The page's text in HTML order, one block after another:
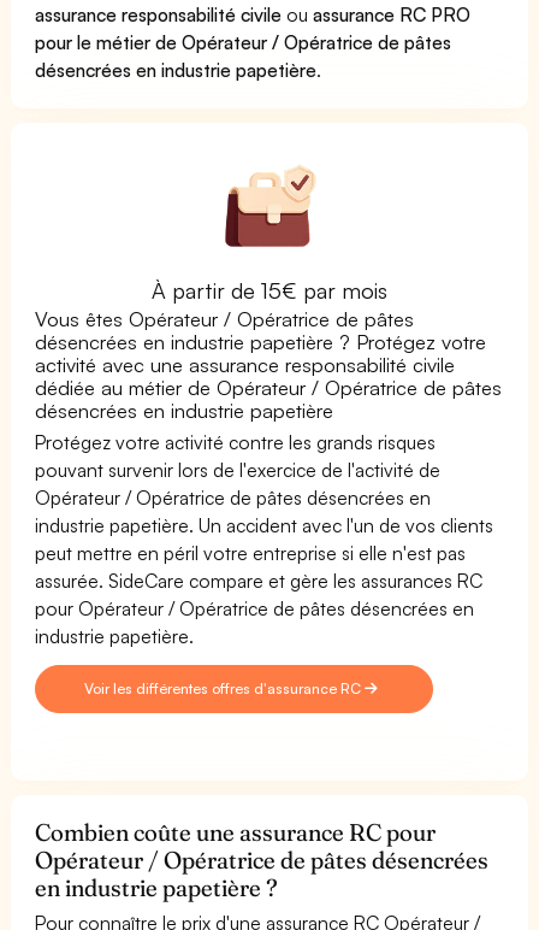
assurance responsabilité civile ouassurance RC PRO
pour le métier de Opérateur / Opératrice de pâtes
désencrées en industrie papetière.
À partir de 15€ par mois
Vous êtes Opérateur / Opératrice de pâtes
désencrées en industrie papetière ? Protégez votre
activité avec une assurance responsabilité civile
dédiée au métier de Opérateur / Opératrice de pâtes
désencrées en industrie papetière
Protégez votre activité contre les grands risques
pouvant survenir lors de l'exercice de l'activité de
Opérateur / Opératrice de pâtes désencrées en
industrie papetière. Un accident avec l'un de vos clients
peut mettre en péril votre entreprise si elle n'est pas
assurée. SideCare compare et gère les assurances RC
pour Opérateur / Opératrice de pâtes désencrées en
industrie papetière.
Voir les différentes offres d'assurance RC
Combien coûte une assurance RC pour
Opérateur / Opératrice de pâtes désencrées
en industrie papetière ?
Pour connaître le prix d'une assurance RC Opérateur /